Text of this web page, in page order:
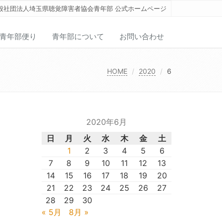
社団法人埼玉県聴覚障害者協会青年部 公式ホームページ
青年部便り 青年部について お問い合わせ
HOME 2020 6
2020年6月
日
月 火 水 木 金
土
1
2 3 4 5
6
7
8 9 10 11 12
13
14
15 16 17 18 19
20
21
22 23 24 25 26
27
28
29
30
« 5月
8月 »